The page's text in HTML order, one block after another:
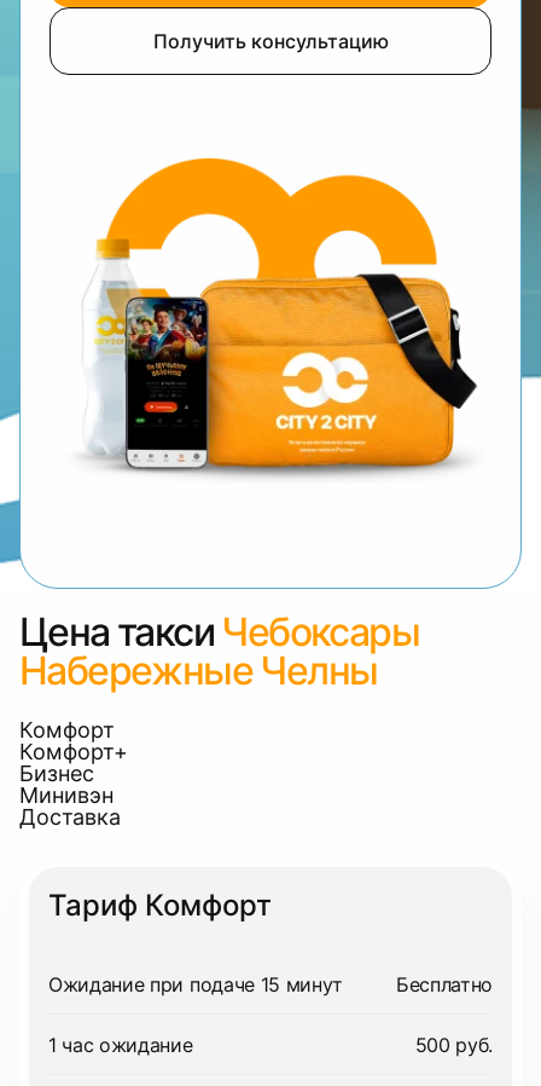
Получить консультацию
Цена такси Чебоксары
Набережные Челны
Комфорт
Комфорт+
Бизнес
Минивэн
Доставка
Тариф Комфорт
Ожидание при подаче 15 минут Бесплатно
1 час ожидание 500 руб.